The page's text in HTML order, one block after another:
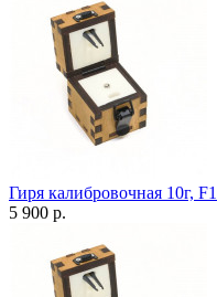
Гиря калибровочная 10г, F1
5 900 р.